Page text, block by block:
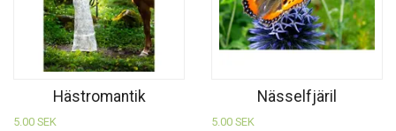
Hästromantik
5.00 SEK
Nässelfjäril
5.00 SEK